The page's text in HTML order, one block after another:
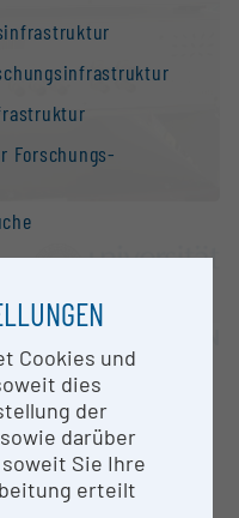
Forschungs­
Europäischen
/
Cookies und
dies
der
darüber
Sie Ihre
erteilt